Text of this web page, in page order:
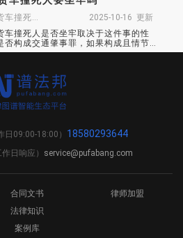
及拘留等行政处罚，最高可判7年以上
徒刑。大货车撞死人要坐牢
2025-10-16 更新
车撞死人是否坐牢取决于这件事的性
否构成交通肇事罪，如果构成且情节
，则可能会坐牢，如果不构成，可能
日09:00-18:00） 18580293644
作日响应） service@pufabang.com
合同文书
法律知识
案例库
律师加盟